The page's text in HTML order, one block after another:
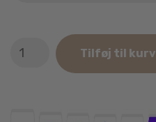
Rejseflaske
Tilføj til kurv